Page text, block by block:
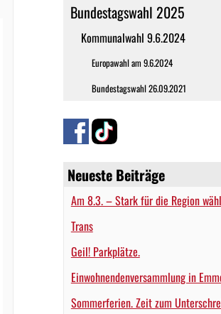
Bundestagswahl 2025
Kommunalwahl 9.6.2024
Europawahl am 9.6.2024
Bundestagswahl 26.09.2021
Neueste Beiträge
Am 8.3. – Stark für die Region
Trans
Geil! Parkplätze.
Einwohnendenversammlung in
Sommerferien. Zeit zum